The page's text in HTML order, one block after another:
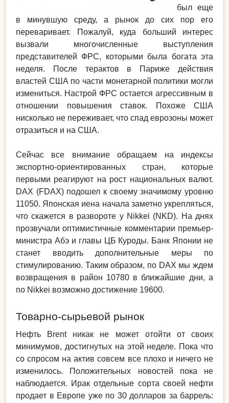
был еще
в минувшую среду, а рынок до сих пор его
переваривает. Пожалуй, куда больший интерес
вызвали многочисленные выступления
представителей ФРС, которыми была богата эта
неделя. После терактов в Париже действия
властей США по части монетарной политики могли
измениться. Настрой ФРС остается агрессивным в
отношении повышения ставок. Похоже США
нисколько не переживает, что спад еврозоны может
отразиться и на США.
Сейчас все внимание обращаем на индексы
экспортно-ориентированных стран, которые
первыми реагируют на рост национальных валют.
DAX (FDAX) подошел к своему значимому уровню
11050. Японская иена начала заметно укрепляться,
что скажется в развороте у Nikkei (NKD). На днях
прозвучали оптимистичные комментарии премьер-
министра Абэ и главы ЦБ Куроды. Банк Японии не
станет вводить дополнительные меры по
стимулированию. Таким образом, по DAX мы ждем
возвращения в район 10780 в ближайшие дни, а
по Nikkei возможно достижение 19600.
Товарно-сырьевой рынок
Нефть Brent никак не может отойти от своих
минимумов, достигнутых на этой неделе. Пока что
со спросом на актив совсем все плохо и ничего не
изменилось. Положительных новостей пока не
наблюдается. Ирак отдельные сорта своей нефти
продает в Европе уже по 30 долларов за баррель: